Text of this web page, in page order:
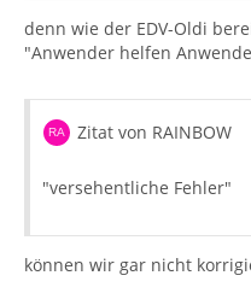
denn wie der EDV-Oldi
"Anwender helfen
Zitat von RAINBOW
"versehentliche Fehler"
können wir gar nicht